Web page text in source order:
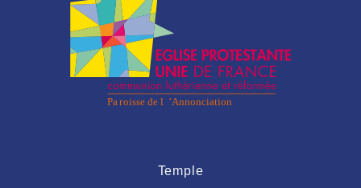
Temple